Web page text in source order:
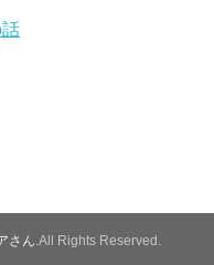
さん .All Rights Reserved.